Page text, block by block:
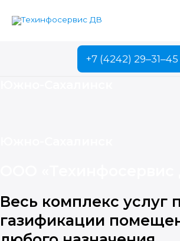
+7 (4242) 29‒31‒45
Весь комплекс услуг
газификации